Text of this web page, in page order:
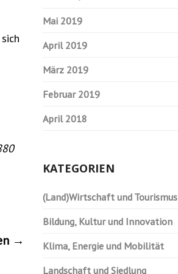
→
Mai 2019
April 2019
März 2019
Februar 2019
April 2018
KATEGORIEN
(Land)Wirtschaft und Tourismus
Bildung, Kultur und Innovation
Klima, Energie und Mobilität
Landschaft und Siedlung